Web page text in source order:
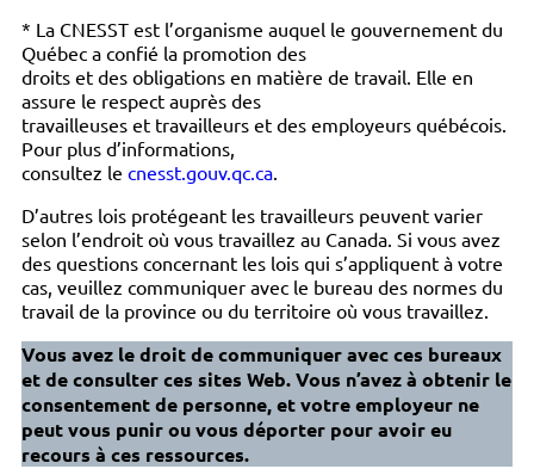
* La CNESST est l’organisme auquel le gouvernement du
Québec a confié la promotion des
droits et des obligations en matière de travail. Elle en
assure le respect auprès des
travailleuses et travailleurs et des employeurs québécois.
Pour plus d’informations,
consultez le cnesst.gouv.qc.ca.
D’autres lois protégeant les travailleurs peuvent varier
selon l’endroit où vous travaillez au Canada. Si vous avez
des questions concernant les lois qui s’appliquent à votre
cas, veuillez communiquer avec le bureau des normes du
travail de la province ou du territoire où vous travaillez.
Vous avez le droit de communiquer avec ces bureaux
et de consulter ces sites Web. Vous n’avez à obtenir le
consentement de personne, et votre employeur ne
peut vous punir ou vous déporter pour avoir eu
recours à ces ressources.